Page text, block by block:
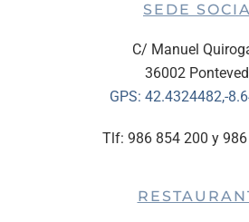
SEDE
C/ Manuel
36002
GPS: 42.4324482,-
Tlf: 986 854 200 y